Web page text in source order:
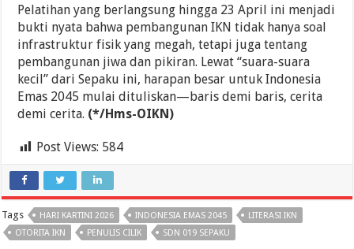
Pelatihan yang berlangsung hingga 23 April ini menjadi
bukti nyata bahwa pembangunan IKN tidak hanya soal
infrastruktur fisik yang megah, tetapi juga tentang
pembangunan jiwa dan pikiran. Lewat “suara-suara
kecil” dari Sepaku ini, harapan besar untuk Indonesia
Emas 2045 mulai dituliskan—baris demi baris, cerita
demi cerita. (*/Hms-OIKN)
Post Views: 584
Tags HARI KARTINI 2026 INDONESIA EMAS 2045
LITERASI IKN
OTORITA IKN
PENULIS CILIK SDN 019 SEPAKU